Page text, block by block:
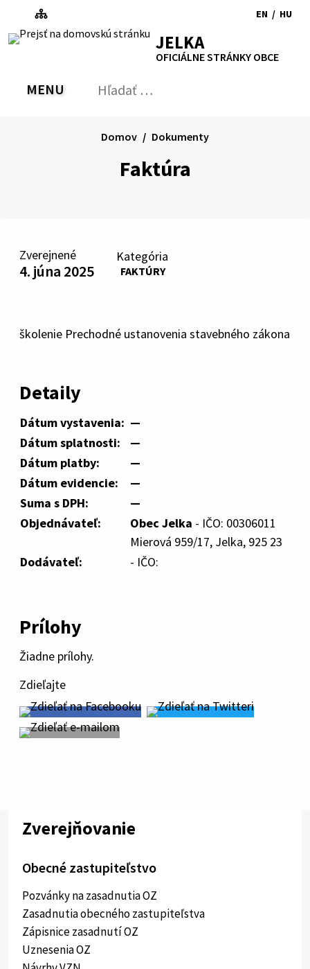
Preskočiť
obsah
RSS MapaTlačiť
Zvýšiť
kontrast
písmapísma
EN
to
/ HU
JELKA
OFICIÁLNE STRÁNKY OBCE
PREPNÚŤ
MENU Hľadať:
Faktúra
Domov Dokumenty
Zverejnené
4. júna 2025
Kategória
FAKTÚRY
školenie Prechodné ustanovenia stavebného zákona
Detaily
Dátum vystavenia: —
Dátum splatnosti:
—
Dátum platby:
—
Dátum evidencie:
—
Suma s DPH:
—
Objednávateľ:
Obec Jelka - IČO: 00306011
Mierová 959/17, Jelka, 925 23
Dodávateľ:
- IČO:
Prílohy
Žiadne prílohy.
Zdieľajte
Zverejňovanie
Obecné zastupiteľstvo
Pozvánky na zasadnutia OZ
Zasadnutia obecného zastupiteľstva
Zápisnice zasadnutí OZ
Uznesenia OZ